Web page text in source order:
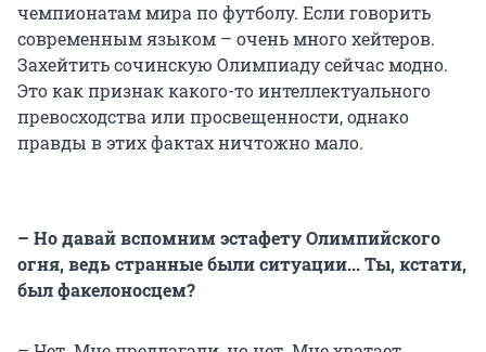
чемпионатам мира по футболу. Если говорить
современным языком – очень много хейтеров.
Захейтить сочинскую Олимпиаду сейчас модно.
Это как признак какого-то интеллектуального
превосходства или просвещенности, однако
правды в этих фактах ничтожно мало.
– Но давай вспомним эстафету Олимпийского
огня, ведь странные были ситуации... Ты, кстати,
был факелоносцем?